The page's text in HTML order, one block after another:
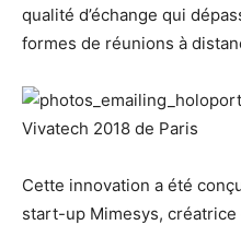
qualité d’échange qui
formes de réunions à
Cette innovation a été
start-up Mimesys,